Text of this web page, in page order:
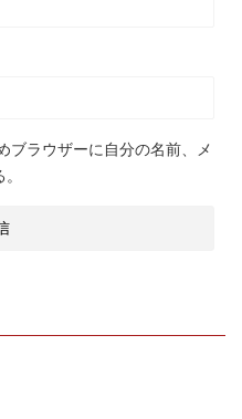
ブラウザーに自分の名前、メ